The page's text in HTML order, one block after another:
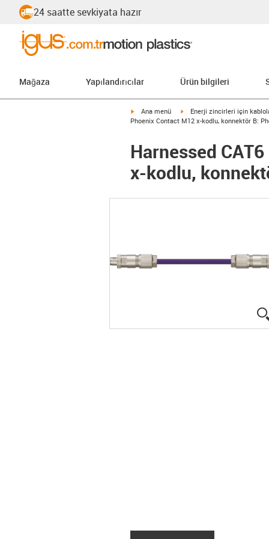
24 saatte sevkiyata hazır
Mağaza Yapılandırıcılar Ürün bilgileri
igus-icon-arrow-right
Ana menü igus-icon-arrow-right
Enerji zincirleri için
Phoenix Contact M12 x-kodlu, konnektör B:
Harnessed
x-kodlu,